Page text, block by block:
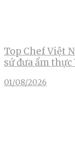
Top Chef Việt
sứ đưa ẩm
01/08/2026